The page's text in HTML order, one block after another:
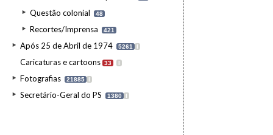
Questão colonial 48
Recortes/Imprensa 421
Após 25 de Abril de 1974 5261 I
Caricaturas e cartoons 33 I
Fotografias 21885 I
Secretário-Geral do PS 1380 I